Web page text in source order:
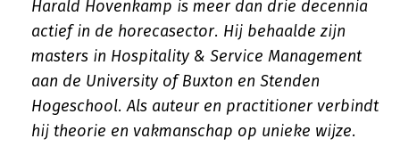
Harald Hovenkamp is meer dan drie decennia
actief in de horecasector. Hij behaalde zijn
masters in Hospitality & Service Management
aan de University of Buxton en Stenden
Hogeschool. Als auteur en practitioner verbindt
hij theorie en vakmanschap op unieke wijze.